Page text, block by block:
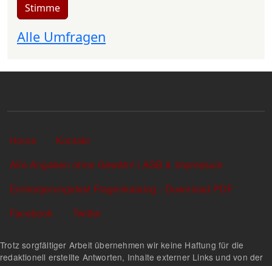
Stimme
Alle Umfragen
Sekundärlinks
Home
Kontakt
Alle Angaben ohne Gewähr! | AGB & Impressum
Einbürgerungstest Fragenkatalog - Download PDF
Facebook
Twitter
Trotz sorgfältiger Arbeit übernehmen wir keine Haftung für die
redaktionell erstellte Antworten, Inhalte externer Links und von der